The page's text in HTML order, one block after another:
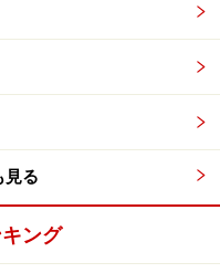
アクセント
菓子の甘さを表現してい
られ糖のシャリシャリ
なっています。甘みは
見る
ング